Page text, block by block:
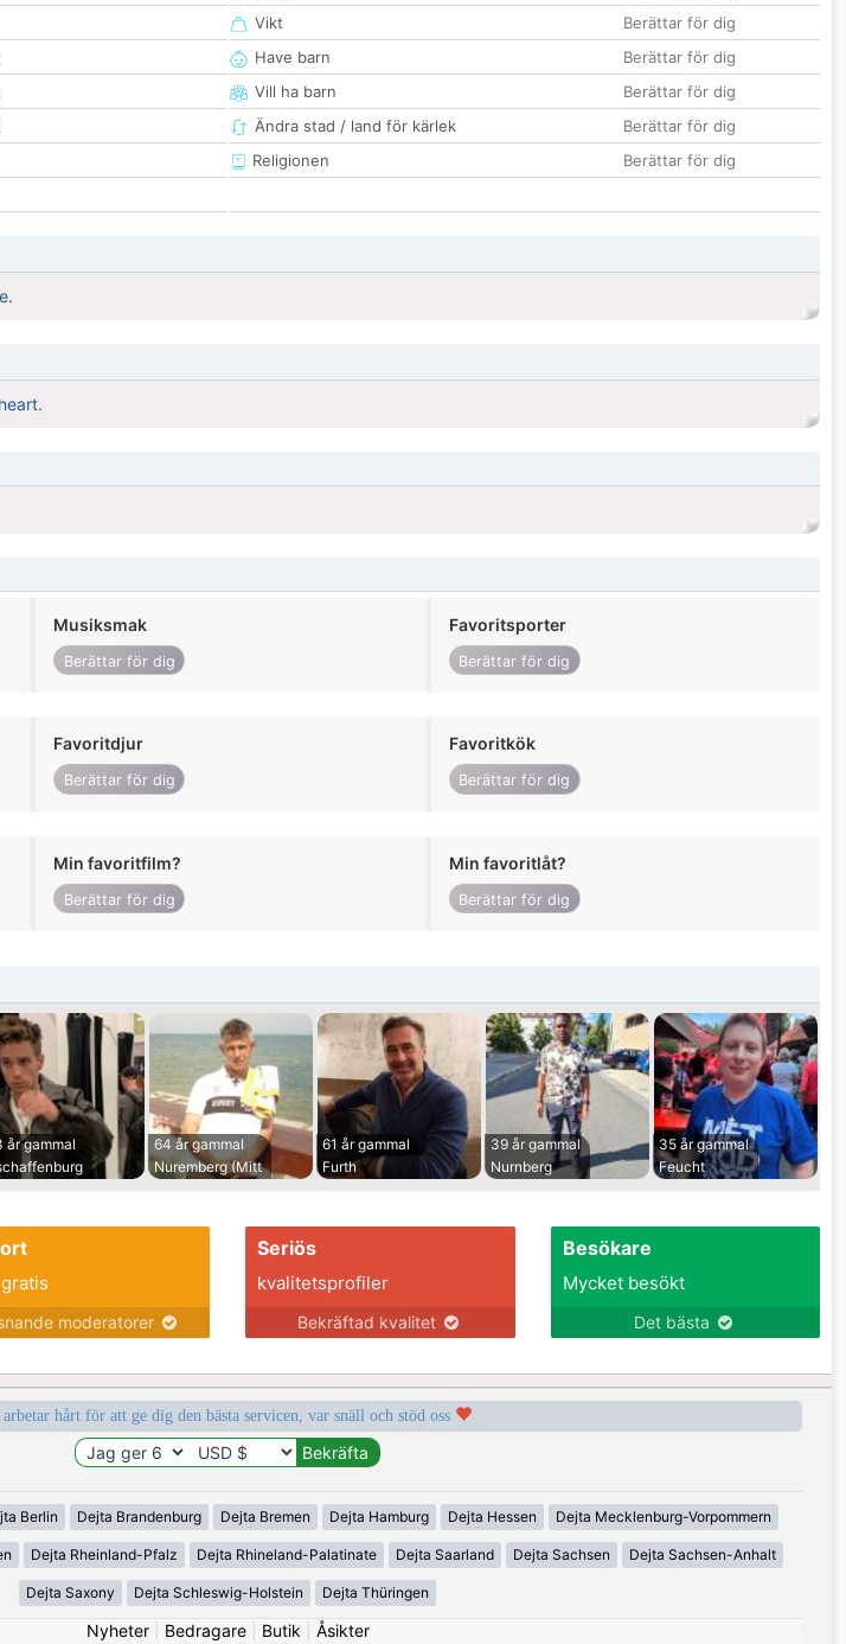
Vikt
Berättar för dig
Have barn
Berättar för dig
Vill ha barn
Berättar för dig
Ändra stad / land för kärlek
Berättar för dig
Religionen
Berättar för dig
Musiksmak
Berättar för dig
Favoritsporter
Berättar för dig
Favoritdjur
Berättar för dig
Favoritkök
Berättar för dig
Min favoritfilm?
Berättar för dig
Min favoritlåt?
Berättar för dig
år gammal
64 år gammal
Nuremberg (Mitt
61 år gammal
Furth
39 år gammal
Nurnberg
35 år gammal
Feucht
moderatorer
Seriös
kvalitetsprofiler
Bekräftad kvalitet
Besökare
Mycket besökt
Det bästa
hårt för att ge dig den bästa servicen, var snäll och stöd oss
Berlin Dejta Brandenburg Dejta Bremen Dejta Hamburg Dejta Hessen Dejta Mecklenburg-Vorpommern
Dejta Rheinland-Pfalz Dejta Rhineland-Palatinate Dejta Saarland Dejta Sachsen Dejta Sachsen-Anhalt
Dejta Saxony Dejta Schleswig-Holstein Dejta Thüringen
Nyheter| Bedragare| Butik Åsikter